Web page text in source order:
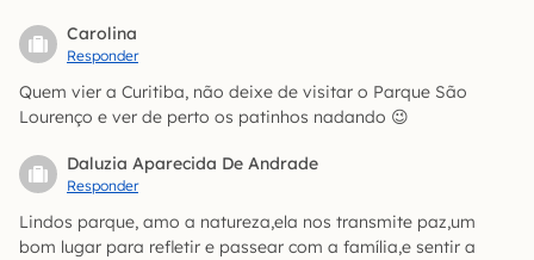
Carolina
Responder
Quem vier a Curitiba, não deixe de visitar o Parque São
Lourenço e ver de perto os patinhos nadando 😉
Daluzia Aparecida De Andrade
Responder
Lindos parque, amo a natureza,ela nos transmite paz,um
bom lugar para refletir e passear com a família,e sentir a